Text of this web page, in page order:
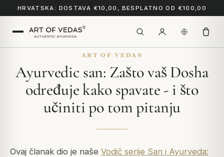
HRVATSKA: DOSTAVA €10,00, BESPLATNO OD €100,00
ART OF VEDAS
Ayurvedic san: Zašto vaš Dosha
određuje kako spavate - i što
učiniti po tom pitanju
Ovaj članak dio je naše Vodič serije San i Ayurveda: